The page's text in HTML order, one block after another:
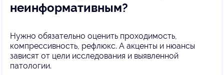
неинформативным?
Нужно обязательно оценить проходимость,
компрессивность, рефлюкс. А акценты и нюансы
зависят от цели исследования и выявленной
патологии.